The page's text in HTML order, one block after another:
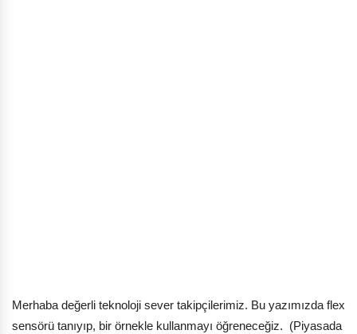
Merhaba değerli teknoloji sever takipçilerimiz. Bu yazımızda flex
sensörü tanıyıp, bir örnekle kullanmayı öğreneceğiz. (Piyasada